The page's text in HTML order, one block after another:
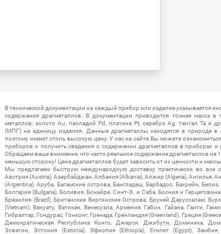
В технической документации на каждый прибор или изделие указывается
содержания драгметаллов. В документации приводится точная масса в
металлов: золото Au, палладий Pd, платина Pt, серебро Ag, тантал Ta и
(МПГ) на единицу изделия. Данные драгметаллы находятся в природе в
поэтому имеют столь высокую цену. У нас на сайте Вы можете
приборов и получить сведения о содержании драгметаллов в приборах и
Обращаем ваше внимание, что часто реальное содержание драгметаллов на
меньшую сторону! Цена драгметаллов будет зависить от их ценности и
Мы предлагаем быструю международную доставку практически во все
Австрия (Austria), Азербайджан, Албания (Albania), Алжир (Algeria), Ангилья,
(Argentina), Аруба, Багамские острова, Бангладеш, Барбадос, Бахрейн,
Болгария (Bulgaria), Боливия, Бонайре, Синт-Э. и Саба, Босния и Герцеговина
Бразилия (Brazil), Британские Виргинские Острова, Бруней Даруссалам,
(Vietnam), Вануату, Ватикан, Венесуэла, Армения, Габон, Гайана, Гаити,
Гибралтар, Гондурас, Гонконг, Гренада, Гренландия (Greenland), Греция
Демократическая Республика Конго, Джерси, Джибути, Доминика,
Эсватин, Эстония (Estonia), Эфиопия (Ethiopia), Египет (Egypt),